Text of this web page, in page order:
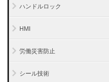
ハンドルロック
HMI
労働災害防止
シール技術